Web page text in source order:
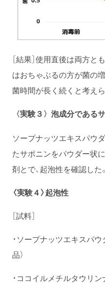
［結果］使用直後は両方と
はおちゃぶるの方が菌の
菌時間が長く続くと考えら
〈実験３〉 泡成分である
ソープナッツエキスパウ
たサポニンをパウダー状
剤とで、起泡性を確認した。
〈実験４〉起泡性
［試料］
・ソープナッツエキスパウ
品）
・ココイルメチルタウリ